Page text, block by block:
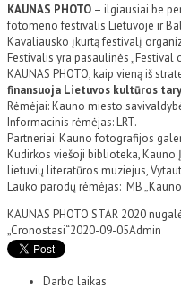
KAUNAS PHOTO – ilgiausiai be
fotomeno festivalis Lietuvoje ir
Kavaliausko įkurtą festivalį
Festivalis yra pasaulinės „Festival
KAUNAS PHOTO, kaip vieną iš
finansuoja Lietuvos kultūros
Rėmėjai: Kauno miesto
Informacinis rėmėjas: LRT.
Partneriai: Kauno fotografijos
Kudirkos viešoji biblioteka, Kauno
lietuvių literatūros muziejus,
Lauko parodų rėmėjas: MB
KAUNAS PHOTO STAR 2020
„Cronostasi“2020-09-05Admin
Darbo laikas